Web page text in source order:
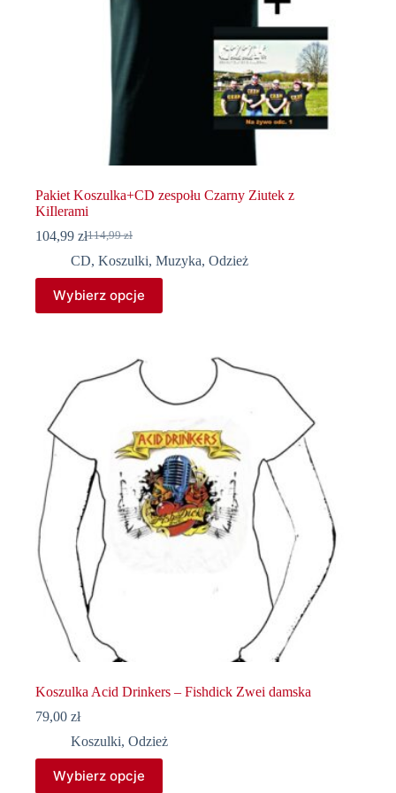
Pakiet Koszulka+CD zespołu Czarny Ziutek z
KiIlerami
114,99zł
Pierwotna
cena
114,99 zł.
104,99 złAktualna
cena
104,99 zł.
CD, Koszulki, Muzyka, Odzież
Wybierz opcje
Ten
produkt
ma
wybrać
stronie
produktu
Koszulka Acid Drinkers – Fishdick Zwei damska
79,00 zł
Koszulki, Odzież
Wybierz opcje
Ten
produkt